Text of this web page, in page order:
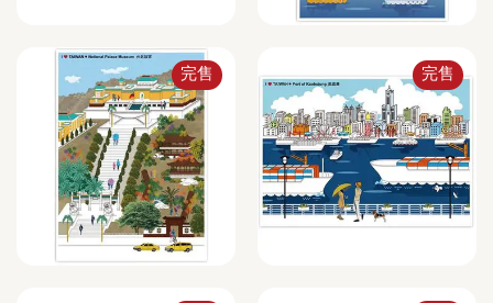
完售 完售